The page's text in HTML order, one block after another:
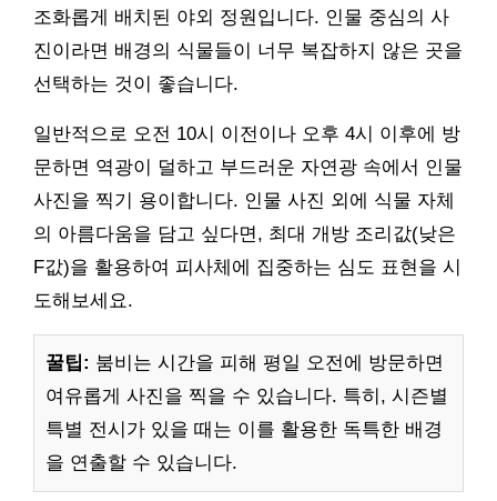
조화롭게 배치된 야외 정원입니다. 인물 중심의 사
진이라면 배경의 식물들이 너무 복잡하지 않은 곳을
선택하는 것이 좋습니다.
일반적으로 오전 10시 이전이나 오후 4시 이후에 방
문하면 역광이 덜하고 부드러운 자연광 속에서 인물
사진을 찍기 용이합니다. 인물 사진 외에 식물 자체
의 아름다움을 담고 싶다면, 최대 개방 조리값(낮은
F값)을 활용하여 피사체에 집중하는 심도 표현을 시
도해보세요.
꿀팁: 붐비는 시간을 피해 평일 오전에 방문하면
여유롭게 사진을 찍을 수 있습니다. 특히, 시즌별
특별 전시가 있을 때는 이를 활용한 독특한 배경
을 연출할 수 있습니다.